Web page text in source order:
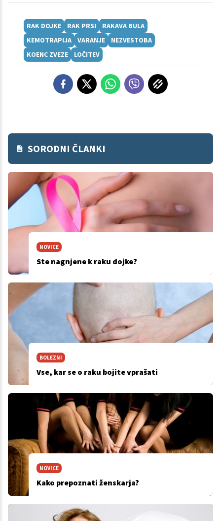
RAK DOJKE RAK PRSI
RAKAVA BULA
KEMOTRAPIJA
VARANJE
NEZVESTOBA
KOENC ZVEZE
LOČITEV
SORODNI ČLANKI
NOVICE
Ste nagnjene k raku dojke?
BOLEZNI
Vse, kar se o raku bojite vprašati
NOVICE
Kako prepoznati ženskarja?